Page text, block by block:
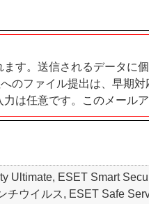
す。送信されるデータに
のファイル提出は、早期
力は任意です。このメール
Ultimate, ESET Smart
チウイルス, ESET Safe